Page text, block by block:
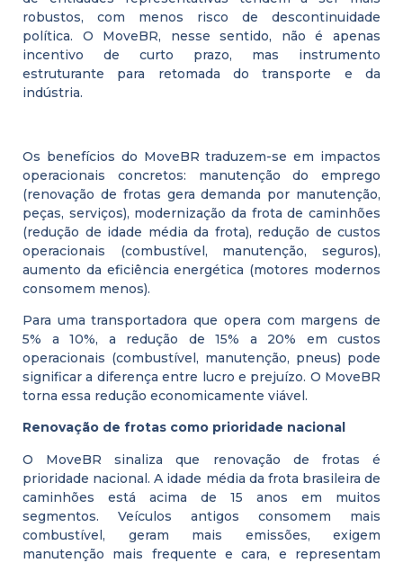
robustos, com menos risco de descontinuidade
política. O MoveBR, nesse sentido, não é apenas
incentivo de curto prazo, mas instrumento
estruturante para retomada do transporte e da
indústria.
Os benefícios do MoveBR traduzem-se em impactos
operacionais concretos: manutenção do emprego
(renovação de frotas gera demanda por manutenção,
peças, serviços), modernização da frota de caminhões
(redução de idade média da frota), redução de custos
operacionais (combustível, manutenção, seguros),
aumento da eficiência energética (motores modernos
consomem menos).
Para uma transportadora que opera com margens de
5% a 10%, a redução de 15% a 20% em custos
operacionais (combustível, manutenção, pneus) pode
significar a diferença entre lucro e prejuízo. O MoveBR
torna essa redução economicamente viável.
Renovação de frotas como prioridade nacional
O MoveBR sinaliza que renovação de frotas é
prioridade nacional. A idade média da frota brasileira de
caminhões está acima de 15 anos em muitos
segmentos. Veículos antigos consomem mais
combustível, geram mais emissões, exigem
manutenção mais frequente e cara, e representam